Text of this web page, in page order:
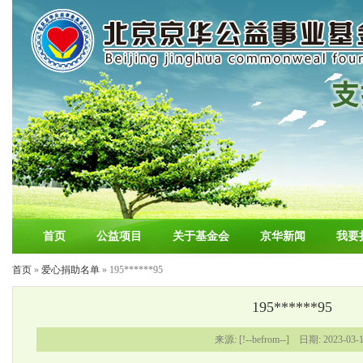
首页 公益项目 关于基金会 京华新闻 我要
首页 » 爱心捐助名单 » 195******95
195******95
来源: [!--befrom--] 日期: 2023-03-